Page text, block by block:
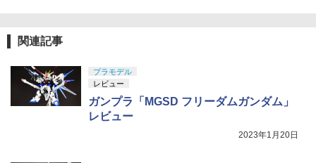
関連記事
プラモデル
レビュー
ガンプラ「MGSD フリーダムガンダム」
レビュー
2023年1月20日